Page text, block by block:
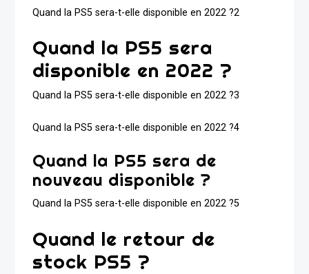
Quand la PS5 sera-t-elle disponible en 2022 ?2
Quand la PS5 sera
disponible en 2022 ?
Quand la PS5 sera-t-elle disponible en 2022 ?3
Quand la PS5 sera-t-elle disponible en 2022 ?4
Quand la PS5 sera de
nouveau disponible ?
Quand la PS5 sera-t-elle disponible en 2022 ?5
Quand le retour de
stock PS5 ?